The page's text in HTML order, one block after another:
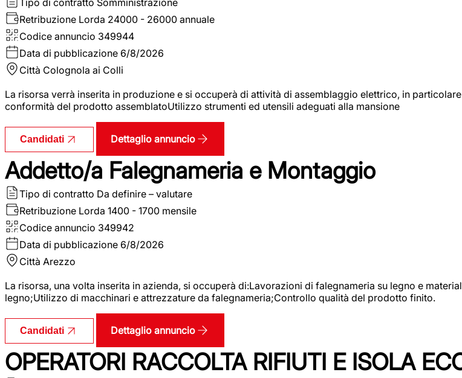
Retribuzione Lorda 24000 - 26000 annuale
Codice annuncio 349944
Data di pubblicazione 6/8/2026
Città Colognola ai Colli
La risorsa verrà inserita in produzione e si occuperà di attività di assemblaggio elettrico, in
conformità del prodotto assemblatoUtilizzo strumenti ed utensili adeguati alla mansione
Candidati Dettaglio annuncio
Addetto/a Falegnameria e Montaggio
Tipo di contratto Da definire – valutare
Retribuzione Lorda 1400 - 1700 mensile
Codice annuncio 349942
Data di pubblicazione 6/8/2026
Città Arezzo
La risorsa, una volta inserita in azienda, si occuperà di:Lavorazioni di falegnameria su legno e
legno;Utilizzo di macchinari e attrezzature da falegnameria;Controllo qualità del prodotto finito.
Candidati Dettaglio annuncio
OPERATORI RACCOLTA RIFIUTI E ISOLA